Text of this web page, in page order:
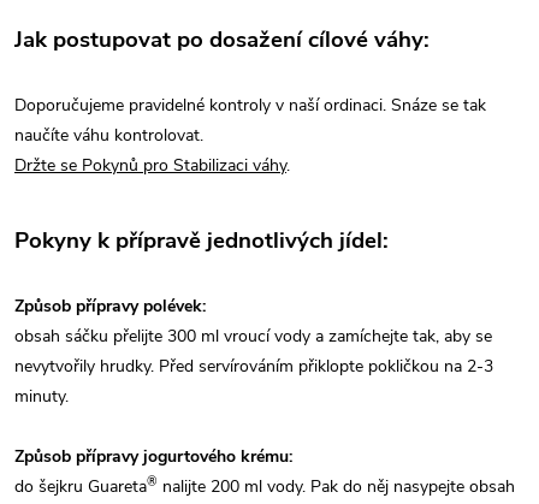
Jak postupovat po dosažení cílové váhy:
Doporučujeme pravidelné kontroly v naší ordinaci. Snáze se tak
naučíte váhu kontrolovat.
Držte se Pokynů pro Stabilizaci váhy.
Pokyny k přípravě jednotlivých jídel:
Způsob přípravy polévek:
obsah sáčku přelijte 300 ml vroucí vody a zamíchejte tak, aby se
nevytvořily hrudky. Před servírováním přiklopte pokličkou na 2-3
minuty.
Způsob přípravy jogurtového krému:
do šejkru Guareta® nalijte 200 ml vody. Pak do něj nasypejte obsah